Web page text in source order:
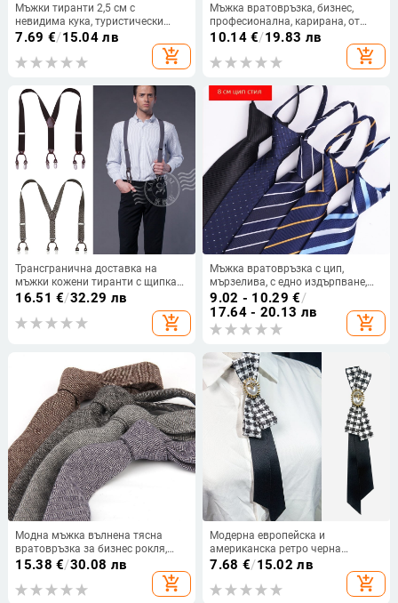
Мъжки тиранти 2,5 см с
невидима кука, туристически
тиранти, бельо, тиранти за
7.69 €/15.04 лв
add_shopping_cart
Мъжка вратовръзка, бизнес,
професионална, карирана, от
кепър, много стил, памучна, 7 см,
10.14€/19.83 лв
add_shopping_cart
Трансгранична доставка на
мъжки кожени тиранти с щипка
за презрамка, здрави, за
възрастни, Y-образни, за бизнес
костюми, британски тиранти с
16.51 €/32.29 лв
add_shopping_cart
Мъжка вратовръзка с цип,
мързелива, с едно издърпване,
бизнес рокля, сватба, лесно
издърпване, широка, фабрично
налично 1
9.02 - 10.29 €/
17.64 - 20.13 лв
add_shopping_cart
Модна мъжка вълнена тясна
вратовръзка за бизнес рокля,
модна сватба, корейски стил,
британски стил, студентска
вратовръзка 6 см
15.38 €/30.08 лв
add_shopping_cart
Модерна европейска и
американска ретро черна
вратовръзка с панделка и пчелен
дизайн, нишова риза без възли,
дамска вратовръзка
7.68 €/15.02 лв
add_shopping_cart